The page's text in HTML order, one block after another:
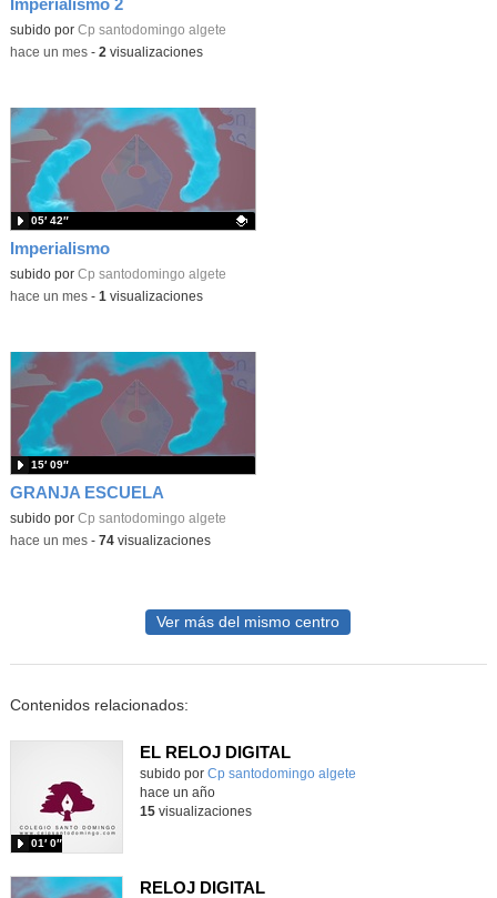
Contenido educativo.
subido por Cp santodomingo algete
-hace un mes- 2 visualizaciones
Imperialismo
Contenido educativo.
subido por Cp santodomingo algete
05′ 42″
-hace un mes- 1 visualizaciones
GRANJA ESCUELA
subido por Cp santodomingo algete
15′ 09″
-hace un mes- 74visualizaciones
Ver más del mismo centro
Contenidos relacionados:
EL RELOJ DIGITAL
Contenido educativo.
subido por Cp santodomingo algete
01′ 0″
hace un año
15visualizaciones
RELOJ DIGITAL